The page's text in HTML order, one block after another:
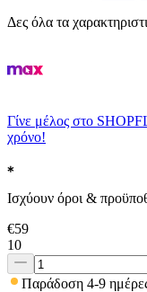
Δες όλα τα
Γίνε μέλος στο
χρόνο!
Ισχύουν όροι &
€59
10
Παράδοση 4-9